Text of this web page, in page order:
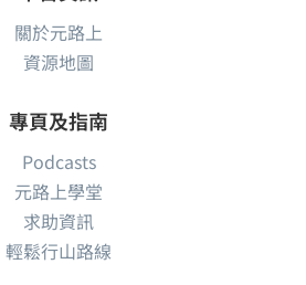
關於元路上
資源地圖
專頁及指南
Podcasts
元路上學堂
求助資訊
輕鬆行山路線